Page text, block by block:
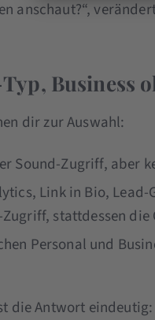
anschaut?“,
Business
dir zur Auswahl:
Sound-Zugriff, aber
Link in Bio,
stattdessen
Personal und
die Antwort